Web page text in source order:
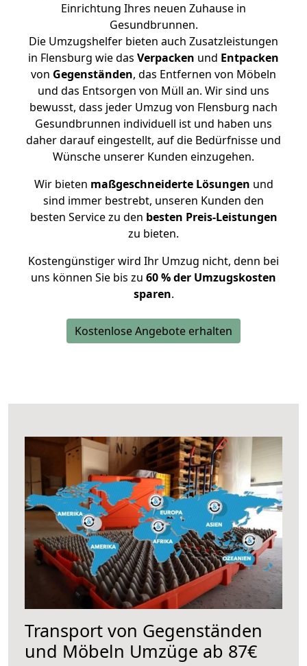
Einrichtung Ihres neuen Zuhause in
Gesundbrunnen.
Die Umzugshelfer bieten auch Zusatzleistungen
in Flensburg wie das Verpacken und Entpacken
von Gegenständen, das Entfernen von Möbeln
und das Entsorgen von Müll an. Wir sind uns
bewusst, dass jeder Umzug von Flensburg nach
Gesundbrunnen individuell ist und haben uns
daher darauf eingestellt, auf die Bedürfnisse und
Wünsche unserer Kunden einzugehen.
Wir bieten maßgeschneiderte Lösungen und
sind immer bestrebt, unseren Kunden den
besten Service zu den besten Preis-Leistungen
zu bieten.
Kostengünstiger wird Ihr Umzug nicht, denn bei
uns können Sie bis zu 60 % der Umzugskosten
sparen.
Kostenlose Angebote erhalten
Transport von Gegenständen
und Möbeln Umzüge ab 87€